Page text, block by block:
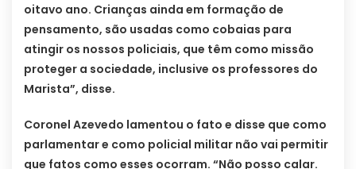
oitavo ano. Crianças ainda em formação de
pensamento, são usadas como cobaias para
atingir os nossos policiais, que têm como missão
proteger a sociedade, inclusive os professores do
Marista”, disse.
Coronel Azevedo lamentou o fato e disse que como
parlamentar e como policial militar não vai permitir
que fatos como esses ocorram. “Não posso calar.